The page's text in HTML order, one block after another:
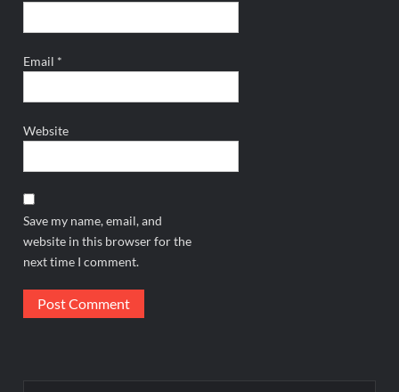
Email *
Website
Save my name, email, and
website in this browser for the
next time I comment.